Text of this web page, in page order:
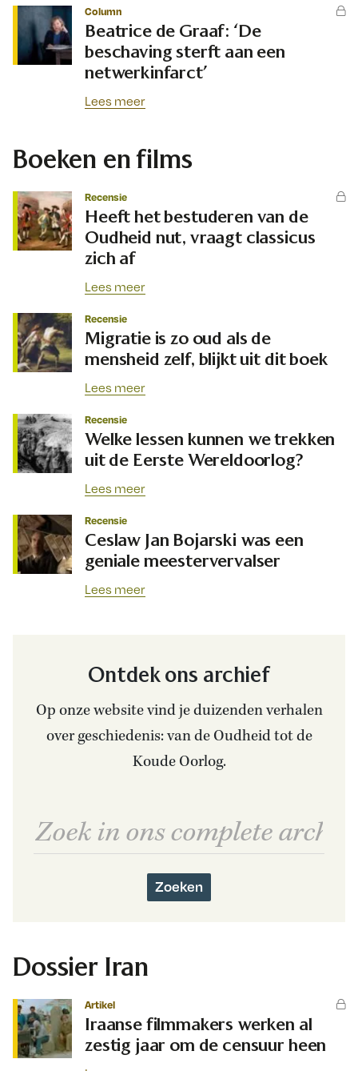
Column
Beatrice de Graaf: ‘De
beschaving sterft aan een
netwerkinfarct’
Lees meer
Boeken en films
Recensie
Heeft het bestuderen van de
Oudheid nut, vraagt classicus
zich af
Lees meer
Recensie
Migratie is zo oud als de
mensheid zelf, blijkt uit dit boek
Lees meer
Recensie
Welke lessen kunnen we trekken
uit de Eerste Wereldoorlog?
Lees meer
Recensie
Ceslaw Jan Bojarski was een
geniale meestervervalser
Lees meer
Ontdek ons archief
Op onze website vind je duizenden verhalen
over geschiedenis: van de Oudheid tot de
Koude Oorlog.
Zoeken
Dossier Iran
Artikel
Iraanse filmmakers werken al
zestig jaar om de censuur heen